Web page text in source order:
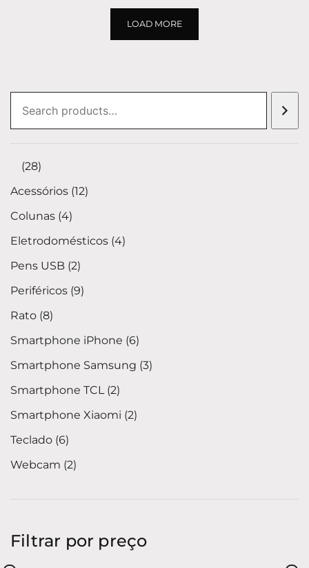
LOAD MORE
28
Acessórios 12
Colunas 4
Eletrodomésticos 4
Pens USB 2
Periféricos 9
Rato 8
Smartphone iPhone 6
Smartphone Samsung 3
Smartphone TCL 2
Smartphone Xiaomi 2
Teclado 6
Webcam 2
Filtrar por preço